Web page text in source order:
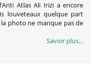
Atlas Ali Irizi a encore
louveteaux quelque part
la photo ne manque pas de
Savoir plus...